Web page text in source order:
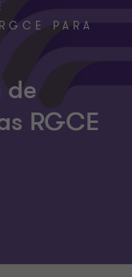
PARA
de
RGCE